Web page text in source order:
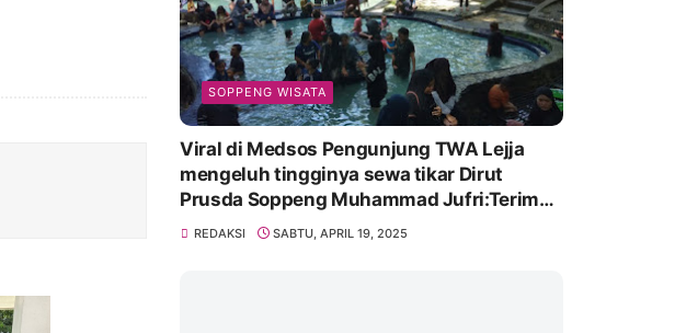
SOPPENG WISATA
Viral di Medsos Pengunjung TWA Lejja
mengeluh tingginya sewa tikar Dirut
Prusda Soppeng Muhammad Jufri:Terima
kasih bu bantu Promosikan
REDAKSI SABTU, APRIL 19, 2025